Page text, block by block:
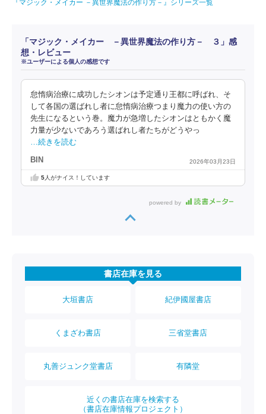
『マジック・メイカー －異世界魔法の作り方－』シリーズ一覧
「マジック・メイカー －異世界魔法の作り方－ ３」感
想・レビュー
※ユーザーによる個人の感想です
怠惰病治療に成功したシオンは予定通り王都に呼ばれ、そ
して各国の選ばれし者に怠惰病治療つまり魔力の使い方の
先生になるという巻。魔力が急増したシオンはともかく魔
力量が少ないであろう選ばれし者たちがどうやっ
…続きを読む
BIN 2026年03月23日
5人がナイス！しています
powered by
書店在庫を見る
大垣書店 紀伊國屋書店
くまざわ書店 三省堂書店
丸善ジュンク堂書店 有隣堂
近くの書店在庫を検索する
（書店在庫情報プロジェクト）